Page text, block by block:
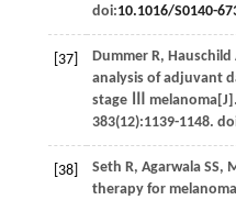
doi:10.1016/S0140-
[37] Dummer R, Hauschild
analysis of adjuvant
stage Ⅲ melanoma[J].
383(12):1139-1148.
[38] Seth R, Agarwala SS,
therapy for